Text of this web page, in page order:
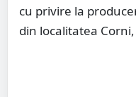
cu privire la
din localitatea